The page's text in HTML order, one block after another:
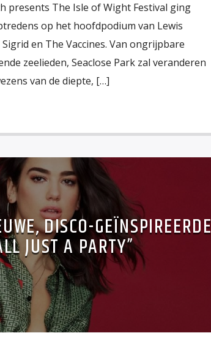
presents The Isle of Wight Festival ging
op het hoofdpodium van Lewis
en The Vaccines. Van ongrijpbare
zeelieden, Seaclose Park zal veranderen
van de diepte, […]
DISCO-GEÏNSPIREERDE
JUST A PARTY”